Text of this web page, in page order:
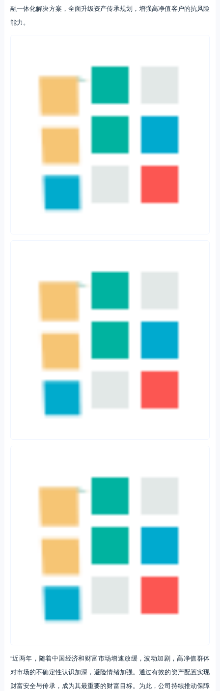
融一体化解决方案，全面升级资产传承规划，增强高净值客户的抗风险
能力。
“近两年，随着中国经济和财富市场增速放缓，波动加剧，高净值群体
对市场的不确定性认识加深，避险情绪加强。通过有效的资产配置实现
财富安全与传承，成为其最重要的财富目标。为此，公司持续推动保障